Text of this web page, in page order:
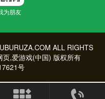
为朋友
ALL RIGHTS
页,爱游戏(中国) 版权所有
号